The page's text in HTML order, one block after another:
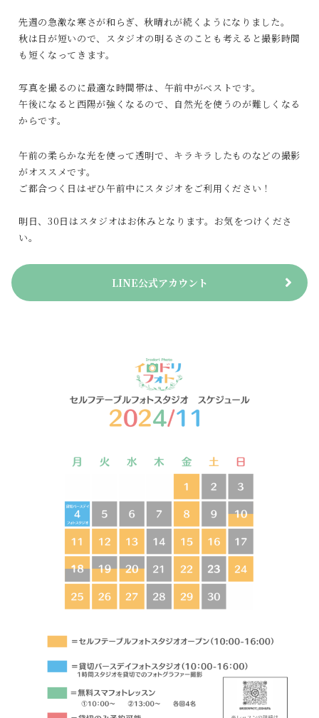
先週の急激な寒さが和らぎ、秋晴れが続くようになりました。
秋は日が短いので、スタジオの明るさのことも考えると撮影時間
も短くなってきます。
写真を撮るのに最適な時間帯は、午前中がベストです。
午後になると西陽が強くなるので、自然光を使うのが難しくなる
からです。
午前の柔らかな光を使って透明で、キラキラしたものなどの撮影
がオススメです。
ご都合つく日はぜひ午前中にスタジオをご利用ください！
明日、30日はスタジオはお休みとなります。お気をつけくださ
い。
LINE公式アカウント